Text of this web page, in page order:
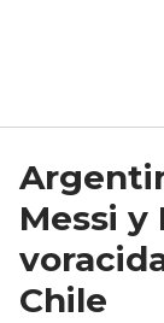
Messi y
Chile